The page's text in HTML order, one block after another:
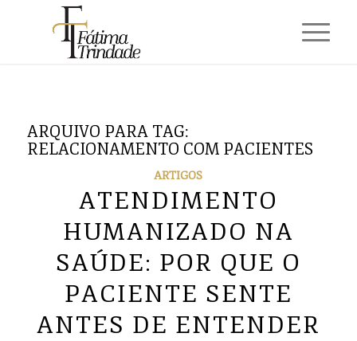
ARQUIVO PARA TAG:
RELACIONAMENTO COM PACIENTES
ARTIGOS
ATENDIMENTO
HUMANIZADO NA
SAÚDE: POR QUE O
PACIENTE SENTE
ANTES DE ENTENDER